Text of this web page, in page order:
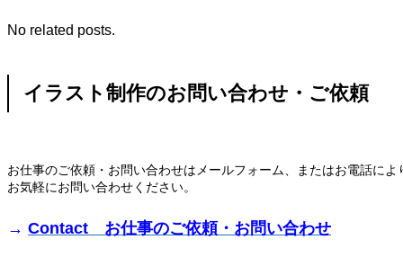
No related posts.
イラスト制作のお問い合わせ・ご依頼
お仕事のご依頼・お問い合わせはメールフォーム、またはお電話によ
お気軽にお問い合わせください。
→ Contact お仕事のご依頼・お問い合わせ